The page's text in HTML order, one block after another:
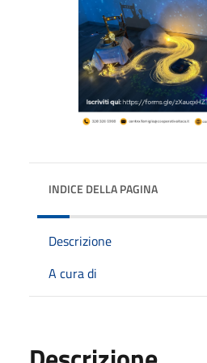
INDICE DELLA PAGINA
Descrizione
A cura di